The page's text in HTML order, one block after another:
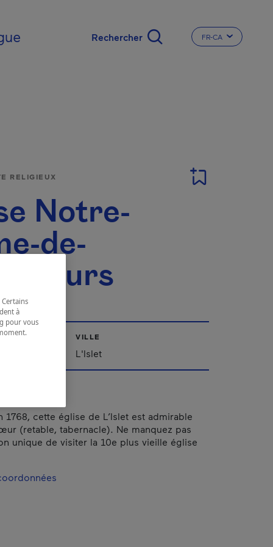
CHANGER LA
FR-CA
RELIGIEUX
Notre-
de-
VILLE
L'Islet
1768, cette église de L’Islet est admirable
(retable, tabernacle). Ne manquez pas
unique de visiter la 10e plus vieille église
à
pour vous